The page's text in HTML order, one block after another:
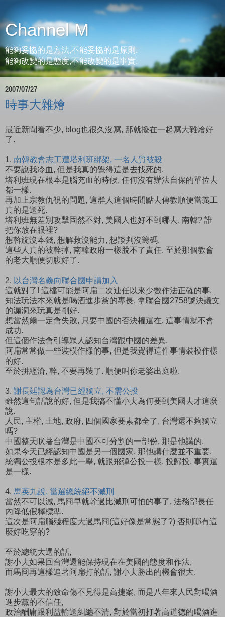
Channel M
能夠妥協的是方法,不能妥協的是原則.
能夠改變的是態度,不能改變的是事實.
2007/07/27
時事大雜燴
最近新聞看不少, blog也很久沒寫, 那就攙在一起寫大雜燴好
了.
1. 南韓教會志工遭塔利班綁架, 一名人質被殺
不要說我冷血, 但是我真的覺得這是去找死的.
塔利班現在根本是腦充血的時候, 任何沒有辦法自保的單位去
都一樣.
再加上宗教仇視的問題, 這群人這個時間點去傳教順便當義工
真的是送死.
塔利班無差別攻擊固然不對, 美國人也好不到哪去. 南韓? 誰
把你放在眼裡?
想斡旋沒本錢, 想解救沒能力, 想談判沒籌碼.
這些人真的被幹掉, 南韓政府一樣脫不了責任. 至於那個教會
的老大順便切腹好了.
2. 以台灣名義向聯合國申請加入
這就對了! 這檔可能是阿扁二次連任以來少數作法正確的事.
知法玩法本來就是喝酒進步黨的專長, 拿聯合國2758號決議文
的漏洞來玩真是剛好.
想當然爾一定會失敗, 只要中國的否決權還在, 這事情就不會
成功.
但這個作法會引導眾人認知台灣跟中國的差異.
阿扁常常做一些裝模作樣的事, 但是我覺得這件事情裝模作樣
的好.
至於拼經濟, 幹, 不要再裝了. 順便叫你老婆出庭啦.
3. 謝長廷認為台灣已經獨立, 不需公投
雖然這句話說的好, 但是我搞不懂小夫為何要到美國去才這麼
說.
人民, 主權, 土地, 政府, 四個國家要素都全了, 台灣還不夠獨立
嗎?
中國整天吠著台灣是中國不可分割的一部份, 那是他講的.
如果今天已經認知中國是另一個國家, 那他講什麼並不重要.
統獨公投根本是多此一舉, 就跟飛彈公投一樣. 投歸投, 事實還
是一樣.
4. 馬英九說, 當選總統絕不減刑
當然不可以減, 馬冏早就幹過比減刑可怕的事了, 法務部長任
內降低假釋標準.
這次是阿扁腦殘程度大過馬冏(這好像是常態了?) 否則哪有這
麼好吃穿的?
至於總統大選的話,
謝小夫如果回台灣還能保持現在在美國的態度和作法,
而馬冏再這樣追著阿扁打的話, 謝小夫勝出的機會很大.
謝小夫最大的致命傷不見得是高捷案, 而是八年來人民對喝酒
進步黨的不信任,
政治酬庸跟利益輸送糾纏不清, 對於當初打著高道德的喝酒進